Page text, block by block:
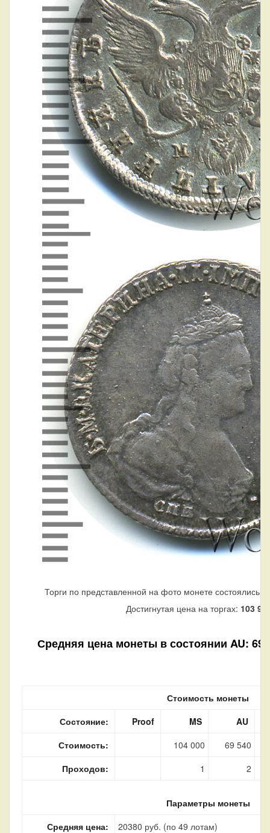
Торги по представленной на фото монете состоялись
Достигнутая цена на торгах: 103
Средняя цена монеты в состоянии AU: 69
Стоимость монеты
Состояние:
Proof MS
AU
Стоимость:
104 000
69 540
Проходов:
1 2
Параметры монеты
Средняя цена:
20380 руб. (по 49 лотам)